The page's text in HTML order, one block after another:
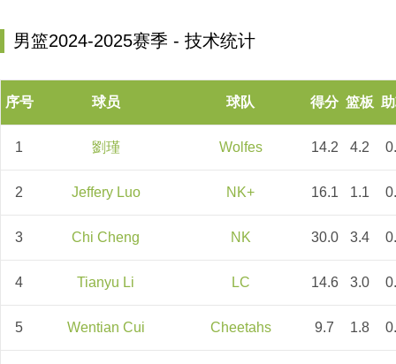
男篮2024-2025赛季 - 技术统计
序号 球员 球队 得分 篮板
1 劉瑾 Wolfes 14.2 4.2
2 Jeffery Luo NK+ 16.1 1.1
3 Chi Cheng NK 30.0 3.4
4 Tianyu Li LC 14.6 3.0
5 Wentian Cui Cheetahs 9.7 1.8